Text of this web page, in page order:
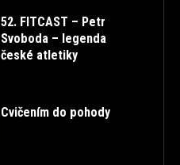
52. FITCAST – Petr
Svoboda – legenda
české atletiky
Cvičením do pohody